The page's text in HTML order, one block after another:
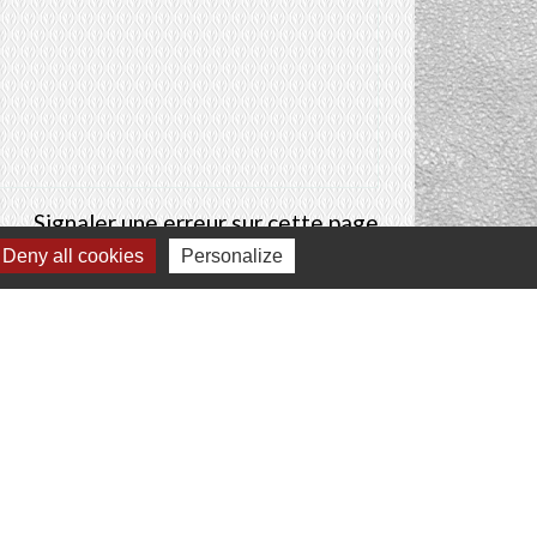
Signaler une erreur sur cette page
Deny all cookies Personalize